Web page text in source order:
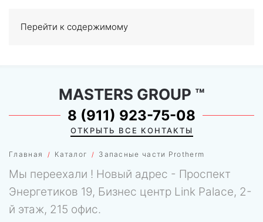
Перейти к содержимому
0
Главная Каталог Запасные части Protherm
MASTERS GROUP ™
8 (911) 923-75-08
ОТКРЫТЬ ВСЕ КОНТАКТЫ
Мы переехали ! Новый адрес - Проспект
Энергетиков 19, Бизнес центр Link Palace, 2-
й этаж, 215 офис.